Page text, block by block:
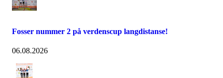
Fosser nummer 2 på verdenscup langdistanse!
06.08.2026